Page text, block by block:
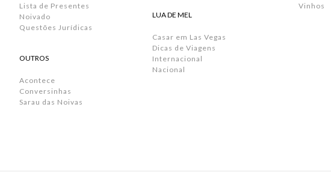
Lista de Presentes
Noivado
Questões Jurídicas
OUTROS
Acontece
Conversinhas
Sarau das Noivas
LUA DE MEL
Casar em Las Vegas
Dicas de Viagens
Internacional
Nacional
Vinhos